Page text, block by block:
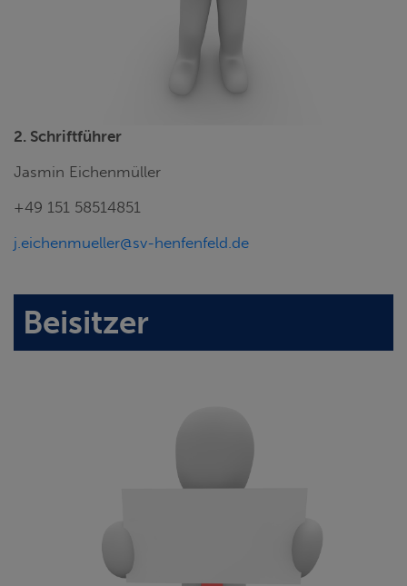
2. Schriftführer
Jasmin Eichenmüller
+49 151 58514851
j.eichenmueller@sv-henfenfeld.de
Beisitzer